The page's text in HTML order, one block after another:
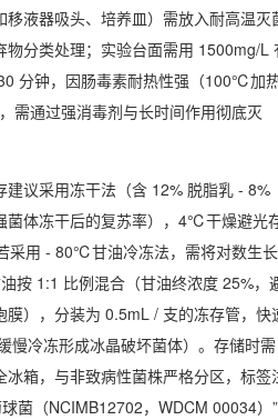
移液器吸头、培养皿）需放入耐高温灭
物分类处理；实验台面需用 1500mg/L
分钟，因肠毒素耐热性强（100℃加
需通过强消毒剂与长时间作用彻底灭
建议采用冻干法（含 12% 脱脂乳 - 8%
菌体冻干后的复苏率），4℃干燥避光
采用 - 80℃甘油冷冻法，需将对数生长
按 1:1 比例混合（甘油终浓度 25%，
膜），分装为 0.5mL / 支的冻存管，快
冷冻形成冰晶破坏菌体）。存储时需
冰箱，与非致病性菌株严格分区，标签
菌（NCIMB12702，WDCM 00034）”